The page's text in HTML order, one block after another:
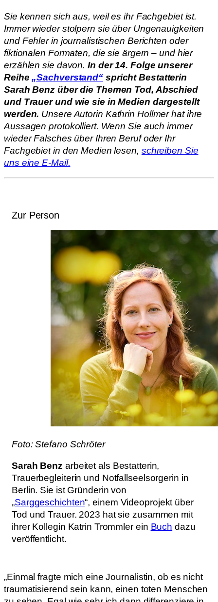
Sie kennen sich aus, weil es ihr Fachgebiet ist.
Immer wieder stolpern sie über Ungenauigkeiten
und Fehler in journalistischen Berichten oder
fiktionalen Formaten, die sie ärgern – und hier
erzählen sie davon. In der 14. Folge unserer
Reihe„Sachverstand“ spricht Bestatterin
Sarah Benz über die Themen Tod, Abschied
und Trauer und wie sie in Medien dargestellt
werden. Unsere Autorin Kathrin Hollmer hat ihre
Aussagen protokolliert. Wenn Sie auch immer
wieder Falsches über Ihren Beruf oder Ihr
Fachgebiet in den Medien lesen, schreiben Sie
uns eine E-Mail.
Zur Person
Foto: Stefano Schröter
Sarah Benz arbeitet als Bestatterin,
Trauerbegleiterin und Notfallseelsorgerin in
Berlin. Sie ist Gründerin von
„Sarggeschichten“, einem Videoprojekt über
Tod und Trauer. 2023 hat sie zusammen mit
ihrer Kollegin Katrin Trommler ein Buch dazu
veröffentlicht.
„Einmal fragte mich eine Journalistin, ob es nicht
traumatisierend sein kann, einen toten Menschen